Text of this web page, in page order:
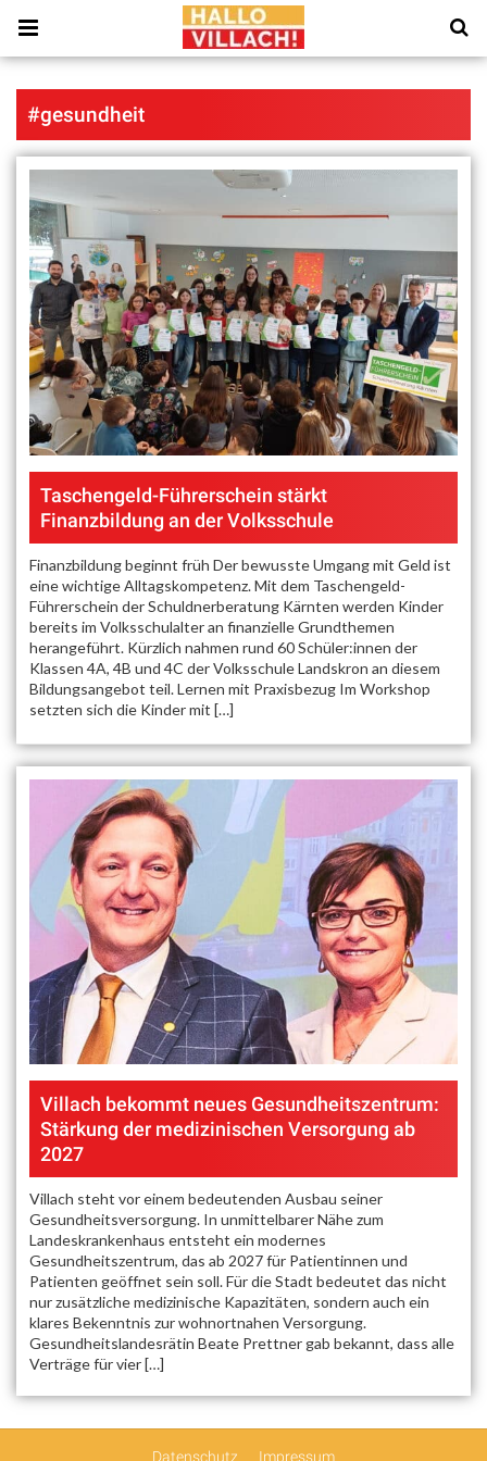
#gesundheit
Taschengeld-Führerschein stärkt
Finanzbildung an der Volksschule
Finanzbildung beginnt früh Der bewusste Umgang mit Geld ist
eine wichtige Alltagskompetenz. Mit dem Taschengeld-
Führerschein der Schuldnerberatung Kärnten werden Kinder
bereits im Volksschulalter an finanzielle Grundthemen
herangeführt. Kürzlich nahmen rund 60 Schüler:innen der
Klassen 4A, 4B und 4C der Volksschule Landskron an diesem
Bildungsangebot teil. Lernen mit Praxisbezug Im Workshop
setzten sich die Kinder mit […]
Villach bekommt neues Gesundheitszentrum:
Stärkung der medizinischen Versorgung ab
2027
Villach steht vor einem bedeutenden Ausbau seiner
Gesundheitsversorgung. In unmittelbarer Nähe zum
Landeskrankenhaus entsteht ein modernes
Gesundheitszentrum, das ab 2027 für Patientinnen und
Patienten geöffnet sein soll. Für die Stadt bedeutet das nicht
nur zusätzliche medizinische Kapazitäten, sondern auch ein
klares Bekenntnis zur wohnortnahen Versorgung.
Gesundheitslandesrätin Beate Prettner gab bekannt, dass alle
Verträge für vier […]
Datenschutz Impressum